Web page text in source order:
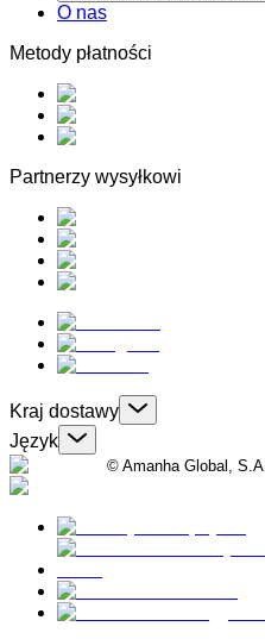
O nas
Metody płatności
Partnerzy wysyłkowi
Kraj dostawy
Język
© Amanha Global, S.A.